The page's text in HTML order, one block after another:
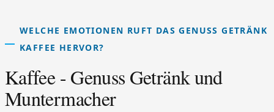
WELCHE EMOTIONEN RUFT DAS GENUSS GETRÄNK
KAFFEE HERVOR?
Kaffee - Genuss Getränk und
Muntermacher